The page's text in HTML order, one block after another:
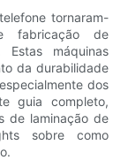
tornaram-
fabricação de
Estas máquinas
da durabilidade
dos
guia completo,
de laminação de
sobre como